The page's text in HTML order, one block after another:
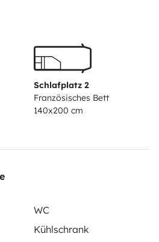
Schlafplatz 2
Französisches Bett
140x200 cm
WC
Kühlschrank